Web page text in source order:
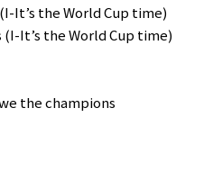
It’s the World Cup time)
It’s the World Cup time)
the champions